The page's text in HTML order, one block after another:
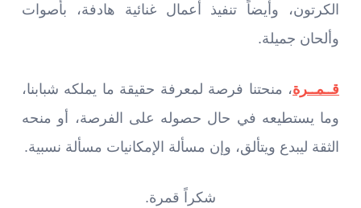
الكرتون، وأيضاً تنفيذ أعمال غنائية هادفة، بأصوات
وألحان جميلة.
قــمــرة، منحتنا فرصة لمعرفة حقيقة ما يملكه شبابنا،
وما يستطيعه في حال حصوله على الفرصة، أو منحه
الثقة ليبدع ويتألق، وإن مسألة الإمكانيات مسألة نسبية.
شكراً قمرة.